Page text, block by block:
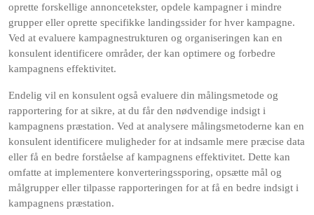
oprette forskellige annoncetekster, opdele kampagner i mindre
grupper eller oprette specifikke landingssider for hver kampagne.
Ved at evaluere kampagnestrukturen og organiseringen kan en
konsulent identificere områder, der kan optimere og forbedre
kampagnens effektivitet.
Endelig vil en konsulent også evaluere din målingsmetode og
rapportering for at sikre, at du får den nødvendige indsigt i
kampagnens præstation. Ved at analysere målingsmetoderne kan en
konsulent identificere muligheder for at indsamle mere præcise data
eller få en bedre forståelse af kampagnens effektivitet. Dette kan
omfatte at implementere konverteringssporing, opsætte mål og
målgrupper eller tilpasse rapporteringen for at få en bedre indsigt i
kampagnens præstation.